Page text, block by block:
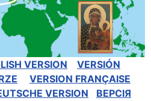
VERSION
VERSIÓN
VERSION FRANÇAISE
VERSION
BEPCIЯ